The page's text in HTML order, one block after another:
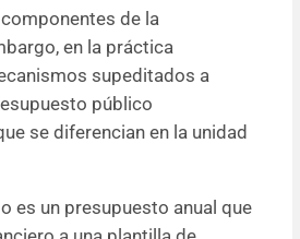
de la
en la práctica
supeditados a
público
se diferencian en la unidad
es un presupuesto anual que